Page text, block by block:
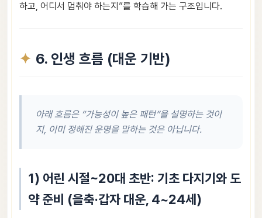
하고, 어디서 멈춰야 하는지”를 학습해 가는 구조입니다.
6. 인생 흐름 (대운 기반)
아래 흐름은 “가능성이 높은 패턴”을 설명하는 것이
지, 이미 정해진 운명을 말하는 것은 아닙니다.
1) 어린 시절~20대 초반: 기초 다지기와 도
약 준비 (을축·갑자 대운, 4~24세)